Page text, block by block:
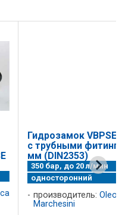
Гидрозамок VBPSE
с трубными
мм (DIN2353)
350 бар, до 20 л/мин
односторонний
производитель:
Marchesini